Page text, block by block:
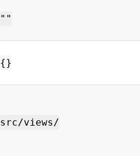
""
{}
src/views/